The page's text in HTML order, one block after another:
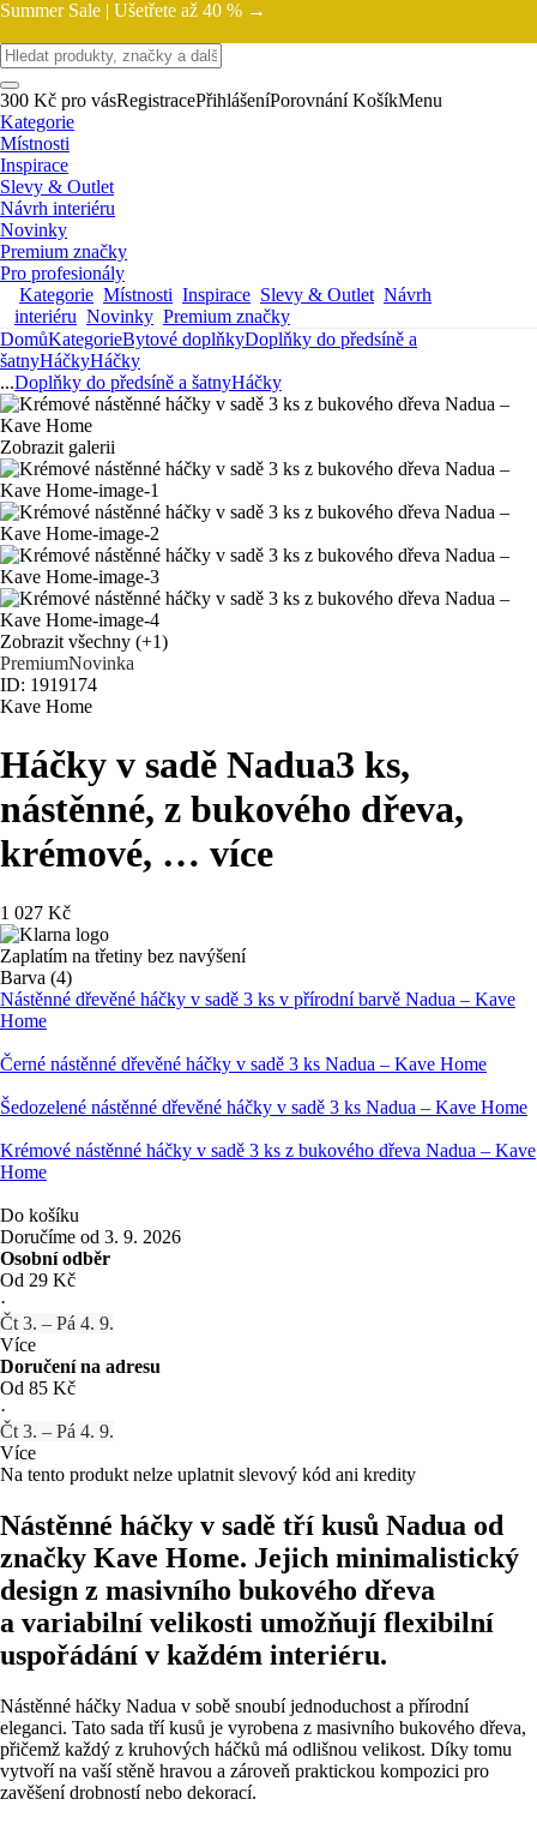
Summer Sale | Ušetřete až 40 % →
300 Kč pro vásRegistracePřihlášeníPorovnání KošíkMenu
Kategorie
Místnosti
Inspirace
Slevy & Outlet
Návrh interiéru
Novinky
Premium značky
Pro profesionály
Kategorie Místnosti Inspirace Slevy & Outlet Návrh
interiéru Novinky Premium značky
DomůKategorieBytové doplňkyDoplňky do předsíně a
šatnyHáčkyHáčky
...Doplňky do předsíně a šatnyHáčky
Zobrazit galerii
Zobrazit všechny (+1)
PremiumNovinka
ID: 1919174
Kave Home
Háčky v sadě Nadua3 ks,
nástěnné, z bukového dřeva,
krémové, … více
1 027 Kč
Zaplatím na třetiny bez navýšení
Barva (4)
Nástěnné dřevěné háčky v sadě 3 ks v přírodní barvě Nadua – Kave
Home
Černé nástěnné dřevěné háčky v sadě 3 ks Nadua – Kave Home
Šedozelené nástěnné dřevěné háčky v sadě 3 ks Nadua – Kave Home
Krémové nástěnné háčky v sadě 3 ks z bukového dřeva Nadua – Kave
Home
Do košíku
Doručíme od 3. 9. 2026
Osobní odběr
Od 29 Kč
·
Čt 3. – Pá 4. 9.
Více
Doručení na adresu
Od 85 Kč
·
Čt 3. – Pá 4. 9.
Více
Na tento produkt nelze uplatnit slevový kód ani kredity
Nástěnné háčky v sadě tří kusů Nadua od
značky Kave Home. Jejich minimalistický
design z masivního bukového dřeva
a variabilní velikosti umožňují flexibilní
uspořádání v každém interiéru.
Nástěnné háčky Nadua v sobě snoubí jednoduchost a přírodní
eleganci. Tato sada tří kusů je vyrobena z masivního bukového dřeva,
přičemž každý z kruhových háčků má odlišnou velikost. Díky tomu
vytvoří na vaší stěně hravou a zároveň praktickou kompozici pro
zavěšení drobností nebo dekorací.